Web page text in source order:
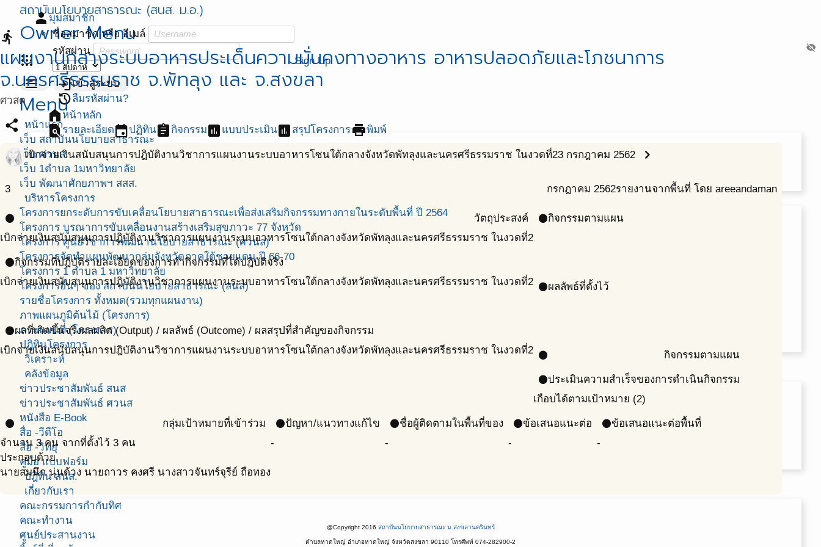
สถาบันนโยบายสาธารณะ (สนส. ม.อ.)
Owner Menu
apps
personมุมสมาชิก
ชื่อสมาชิก หรือ อีเมล์
รหัสผ่าน
visibility_off
loginเข้าสู่ระบบ
restoreลืมรหัสผ่าน?
Sign Up
menu
Menu
หน้าแรก
เว็บ สถาบันนโยบายสาธารณะ
เว็บ ศวนส.
เว็บ 1ตำบล 1มหาวิทยาลัย
เว็บ พัฒนาศักยภาพฯ สสส.
บริหารโครงการ
โครงการยกระดับการขับเคลื่อนโยบายสาธารณะเพื่อส่งเสริมกิจกรรมทางกายในระดับพื้นที่ ปี 2564
โครงการ บูรณาการขับเคลื่อนงานสร้างเสริมสุขภาวะ 77 จังหวัด
โครงการ ศูนย์วิชาการพัฒนานโยบายสาธารณะ (ศวนส)
โครงการจัดทำแผนพัฒนากลุ่มจังหวัดภาคใต้ชายแดน ปี 66-70
โครงการ 1 ตำบล 1 มหาวิทยาลัย
โครงการอื่นๆ ของ สถาบันนโยบายสาธารณะ (สนส)
รายชื่อโครงการ ทั้งหมด(รวมทุกแผนงาน)
ภาพแผนภูมิต้นไม้ (โครงการ)
ภาพแผนที่ (โครงการ)
ปฎิทินโครงการ
วิเคราะห์
คลังข้อมูล
ข่าวประชาสัมพันธ์ สนส
ข่าวประชาสัมพันธ์ ศวนส
หนังสือ E-Book
สื่อ -วีดีโอ
สื่อ -วิทยุ
คู่มือ แบบฟอร์ม
ปฎิทิน สนส.
เกี่ยวกับเรา
คณะกรรมการกำกับทิศ
คณะทำงาน
ศูนย์ประสานงาน
directions_run
แผนงานกลางระบบอาหารประเด็นความมั่นคงทางอาหาร อาหารปลอดภัยและโภชนาการ
จ.นครศรีธรรมราช จ.พัทลุง และ จ.สงขลา
ศวสต
share
homeหน้าหลัก
find_in_pageรายละเอียดeventปฏิทินassignmentกิจกรรมassessment แบบประเมินassessment สรุปโครงการprintพิมพ์
เบิกจ่ายเงินสนับสนุนการปฎิบัติงานวิชาการแผนงานระบบอาหารโซนใต้กลางจังหวัดพัทลุงและนครศรีธรรมราช ในงวดที่23 กรกฎาคม 2562 chevron_right
3 กรกฎาคม 2562รายงานจากพื้นที่ โดย areeandaman
circle
วัตถุประสงค์
เบิกจ่ายเงินสนับสนุนการปฎิบัติงานวิชาการแผนงานระบบอาหารโซนใต้กลางจังหวัดพัทลุงและนครศรีธรรมราช ในงวดที่2
circleกิจกรรมตามแผน
circleกิจกรรมที่ปฎิบัติรายละเอียดของการทำกิจกรรมที่ได้ปฎิบัติจริง
เบิกจ่ายเงินสนับสนุนการปฎิบัติงานวิชาการแผนงานระบบอาหารโซนใต้กลางจังหวัดพัทลุงและนครศรีธรรมราช ในงวดที่2 circleผลลัพธ์ที่ตั้งไว้
circleผลที่เกิดขึ้นจริงผลผลิต (Output) / ผลลัพธ์ (Outcome) / ผลสรุปที่สำคัญของกิจกรรม
เบิกจ่ายเงินสนับสนุนการปฎิบัติงานวิชาการแผนงานระบบอาหารโซนใต้กลางจังหวัดพัทลุงและนครศรีธรรมราช ในงวดที่2 circle กิจกรรมตามแผน
circleประเมินความสำเร็จของการดำเนินกิจกรรม
เกือบได้ตามเป้าหมาย (2)
circle
กลุ่มเป้าหมายที่เข้าร่วม
จำนวน 3 คน จากที่ตั้งไว้ 3 คน
ประกอบด้วย
นายสมนึก นุ่นด้วง นายถาวร คงศรี นางสาวจันทร์จุรีย์ ถือทอง
circleปัญหา/แนวทางแก้ไข
-
circleชื่อผู้ติดตามในพื้นที่ของ
-
circleข้อเสนอแนะต่อ
-
circleข้อเสนอแนะต่อพื้นที่
-
@Copyright 2016 สถาบันนโยบายสาธารณะ ม.สงขลานครินทร์
ตำบลหาดใหญ่ อำเภอหาดใหญ่ จังหวัดสงขลา 90110 โทรศัพท์ 074-282900-2